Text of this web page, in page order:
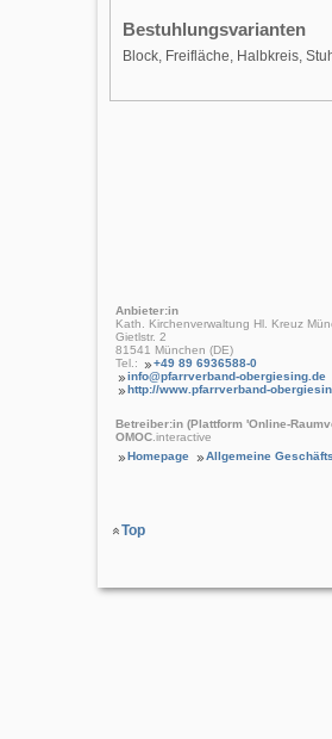
Bestuhlungsvarianten
Block, Freifläche, Halbkreis,
Anbieter:in
Kath. Kirchenverwaltung Hl. Kreuz
Gietlstr. 2
81541 München (DE)
Tel.:
+49 89 6936588-0
info@pfarrverband-obergiesing.de
http://www.pfarrverband-
Betreiber:in (Plattform 'Online-
OMOC .interactive
Homepage
Allgemeine
Top